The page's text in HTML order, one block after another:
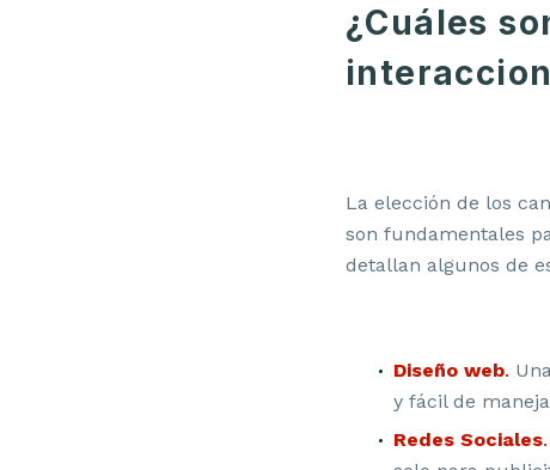
¿Cuáles
La elección de los
son fundamentales
detallan algunos de
Diseño web.
y fácil de
Redes Sociales.